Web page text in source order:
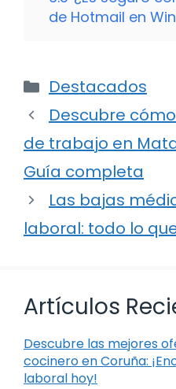
de Hotmail en
Categorías
Destacados
Descubre
de trabajo en
Guía completa
Las bajas
laboral: todo lo
Artículos
Descubre las mejores
cocinero en Coruña:
laboral hoy!